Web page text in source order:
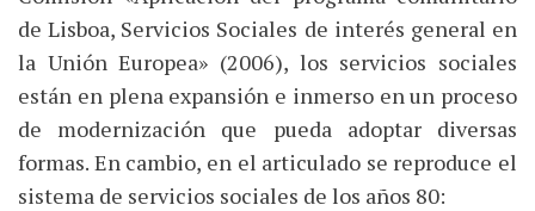
de Lisboa, Servicios Sociales de interés general en
la Unión Europea» (2006), los servicios sociales
están en plena expansión e inmerso en un proceso
de modernización que pueda adoptar diversas
formas. En cambio, en el articulado se reproduce el
sistema de servicios sociales de los años 80: